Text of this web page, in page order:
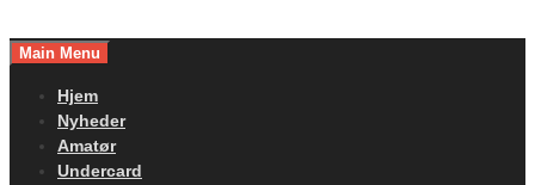
toMain Menu
Hjem
Nyheder
Amatør
Undercard